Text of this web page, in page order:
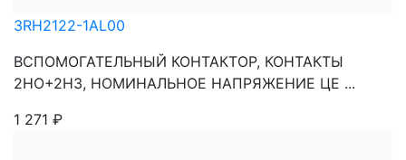
3RH2122-1AL00
ВСПОМОГАТЕЛЬНЫЙ КОНТАКТОР, КОНТАКТЫ
2НО+2НЗ, НОМИНАЛЬНОЕ НАПРЯЖЕНИЕ ЦЕ ...
1 271 ₽